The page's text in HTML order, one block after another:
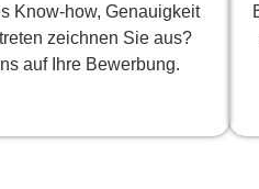
Know-how, Genauigkeit
zeichnen Sie aus?
auf Ihre Bewerbung.